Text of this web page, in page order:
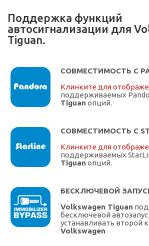
Поддержка функций
автосигнализации для
Tiguan.
СОВМЕСТИМОСТЬ С
Клинките для
поддерживаемых
Tiguan опций.
СОВМЕСТИМОСТЬ С
Клинките для
поддерживаемых
Tiguan опций.
БЕСКЛЮЧЕВОЙ
Volkswagen Tiguan
бесключевой
устанавливать второй
Volkswagen